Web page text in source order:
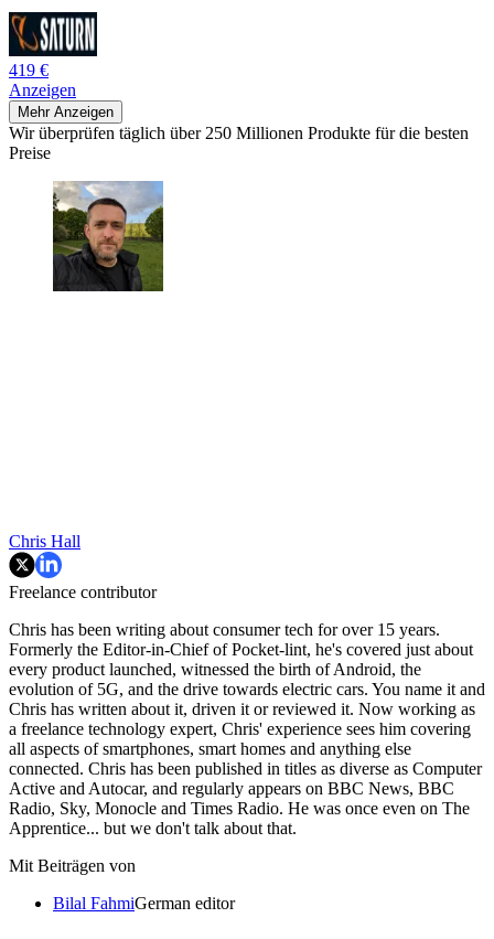
419 €
Anzeigen
Mehr Anzeigen
Wir überprüfen täglich über 250 Millionen Produkte für die besten
Preise
Chris Hall
Freelance contributor
Chris has been writing about consumer tech for over 15 years.
Formerly the Editor-in-Chief of Pocket-lint, he's covered just about
every product launched, witnessed the birth of Android, the
evolution of 5G, and the drive towards electric cars. You name it and
Chris has written about it, driven it or reviewed it. Now working as
a freelance technology expert, Chris' experience sees him covering
all aspects of smartphones, smart homes and anything else
connected. Chris has been published in titles as diverse as Computer
Active and Autocar, and regularly appears on BBC News, BBC
Radio, Sky, Monocle and Times Radio. He was once even on The
Apprentice... but we don't talk about that.
Mit Beiträgen von
Bilal FahmiGerman editor